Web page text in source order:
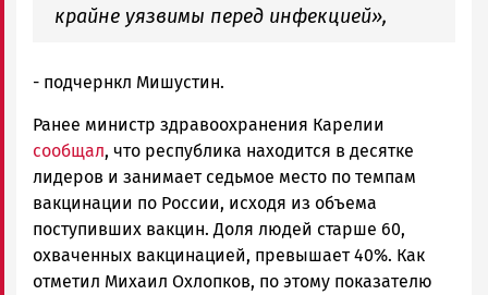
крайне уязвимы перед инфекцией»,
- подчернкл Мишустин.
Ранее министр здравоохранения Карелии
сообщал, что республика находится в десятке
лидеров и занимает седьмое место по темпам
вакцинации по России, исходя из объема
поступивших вакцин. Доля людей старше 60,
охваченных вакцинацией, превышает 40%. Как
отметил Михаил Охлопков, по этому показателю